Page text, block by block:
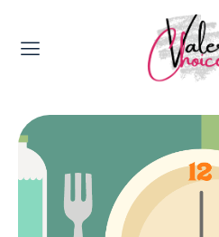
Valerie's Topics
Travel &
Happyness &
Lifestyle, Sport &